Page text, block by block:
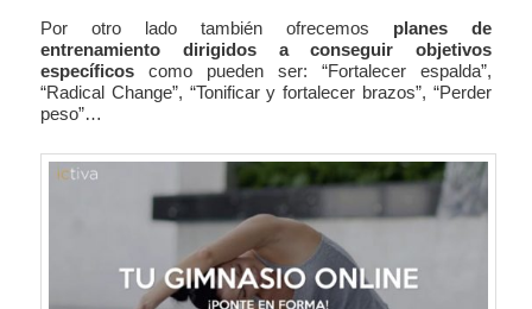
Por otro lado también ofrecemos planes de
entrenamiento dirigidos a conseguir objetivos
específicos como pueden ser: “Fortalecer espalda”,
“Radical Change”, “Tonificar y fortalecer brazos”, “Perder
peso”…